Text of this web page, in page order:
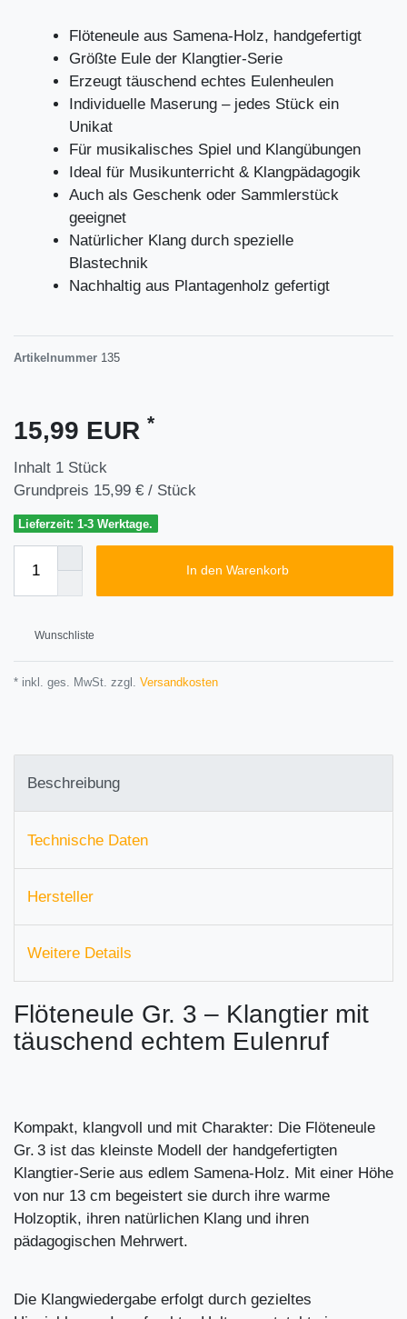
Flöteneule aus Samena-Holz, handgefertigt
Größte Eule der Klangtier-Serie
Erzeugt täuschend echtes Eulenheulen
Individuelle Maserung – jedes Stück ein
Unikat
Für musikalisches Spiel und Klangübungen
Ideal für Musikunterricht & Klangpädagogik
Auch als Geschenk oder Sammlerstück
geeignet
Natürlicher Klang durch spezielle
Blastechnik
Nachhaltig aus Plantagenholz gefertigt
Artikelnummer 135
15,99 EUR *
Inhalt 1 Stück
Grundpreis 15,99 € / Stück
Lieferzeit: 1-3 Werktage.
In den Warenkorb
Wunschliste
* inkl. ges. MwSt. zzgl. Versandkosten
Beschreibung
Technische Daten
Hersteller
Weitere Details
Flöteneule Gr. 3 – Klangtier mit
täuschend echtem Eulenruf
Kompakt, klangvoll und mit Charakter: Die Flöteneule
Gr. 3 ist das kleinste Modell der handgefertigten
Klangtier-Serie aus edlem Samena-Holz. Mit einer Höhe
von nur 13 cm begeistert sie durch ihre warme
Holzoptik, ihren natürlichen Klang und ihren
pädagogischen Mehrwert.
Die Klangwiedergabe erfolgt durch gezieltes